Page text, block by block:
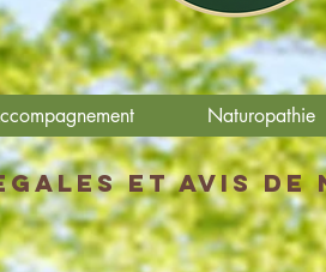
Naturopathie
et avis